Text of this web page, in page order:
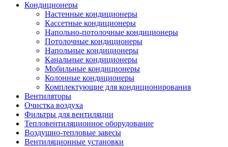
Кондиционеры
Настенные кондиционеры
Кассетные кондиционеры
Напольно-потолочные кондиционеры
Потолочные кондиционеры
Напольные кондиционеры
Канальные кондиционеры
Мобильные кондиционеры
Колонные кондиционеры
Комплектующие для кондиционирования
Вентиляторы
Очистка воздуха
Фильтры для вентиляции
Тепловентиляционное оборудование
Воздушно-тепловые завесы
Вентиляционные установки